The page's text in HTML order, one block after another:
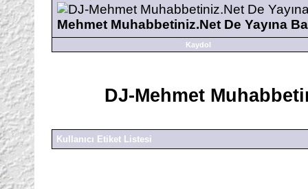
Mehmet Muhabbetiniz.Net De Yayına
Kaydol
DJ-Mehmet
Kullanıcı Etiket Listesi